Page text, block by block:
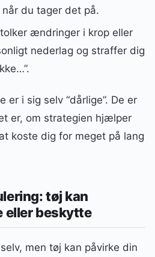
du tager det på.
ændringer i krop eller
nederlag og straffer dig
er i sig selv “dårlige”. De er
er, om strategien hjælper
koste dig for meget på lang
tøj kan
eller beskytte
men tøj kan påvirke din